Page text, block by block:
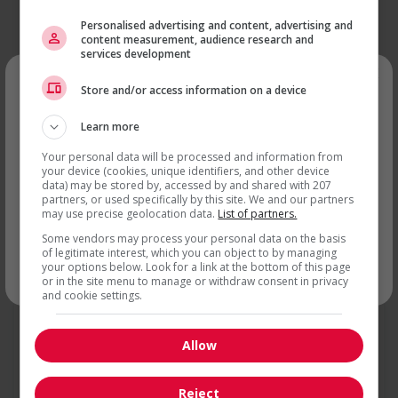
Recevez les
par courriel
* Vous pouvez annuler cette alerte emploi à tout moment
Mettre en œuvre des solutions d’aide à la décision
maximisant les outils d'intelligence artificielle.
Concevoir et modéliser des outils d’analyse utilisant des
mécanismes ETL.
Travailler dans le respect des pratiques et procédures de
sécurité établies et signaler toute situation dangereuse ou
d’enjeux de qualité aux responsables.
PROFIL:
Au moins 7 ans d'expérience pertinente, idéalement avec
conditionnement et la transformation.
Expérience avérée : identification et mise en œuvre
d'améliorations des processus.
Diplôme en ingénierie des procédés ou en technologies de
fabrication, ou licence en génie mécanique ou industriel.
Excellentes compétences en communication, avec la
capacité d'inspirer et de susciter la collaboration et le
changement.
Possède la capacité d'utiliser des outils informatiques variés
... Lire la suite
Nortera
Personalised advertising and content, advertising and
content measurement, audience research and
services development
Store and/or access information on a device
Learn more
Your personal data will be processed and information from
your device (cookies, unique identifiers, and other device
data) may be stored by, accessed by and shared with 207
partners, or used specifically by this site. We and our partners
may use precise geolocation data. List of partners.
Some vendors may process your personal data on the basis
of legitimate interest, which you can object to by managing
your options below. Look for a link at the bottom of this page
or in the site menu to manage or withdraw consent in privacy
and cookie settings.
Allow
Reject